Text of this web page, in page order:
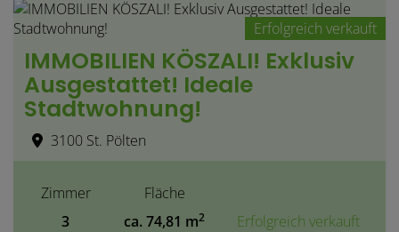
Erfolgreich verkauft
IMMOBILIEN KÖSZALI! Exklusiv
Ausgestattet! Ideale
Stadtwohnung!
3100 St. Pölten
Zimmer
3
Fläche
ca. 74,81 m2 Erfolgreich verkauft